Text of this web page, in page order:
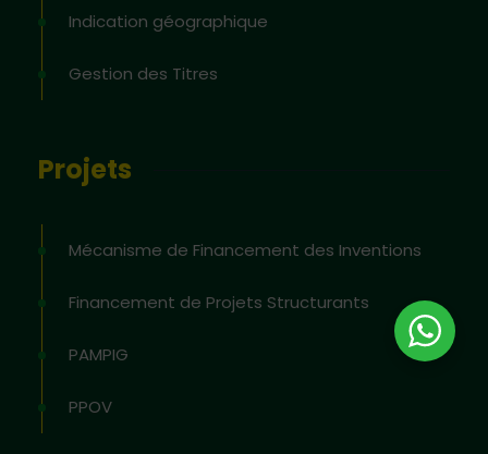
Indication géographique
Gestion des Titres
Projets
Mécanisme de Financement des Inventions
Financement de Projets Structurants
PAMPIG
PPOV